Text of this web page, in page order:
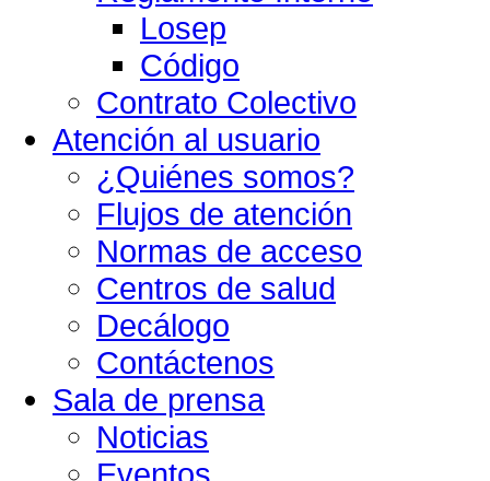
Losep
Código
Contrato Colectivo
Atención al usuario
¿Quiénes somos?
Flujos de atención
Normas de acceso
Centros de salud
Decálogo
Contáctenos
Sala de prensa
Noticias